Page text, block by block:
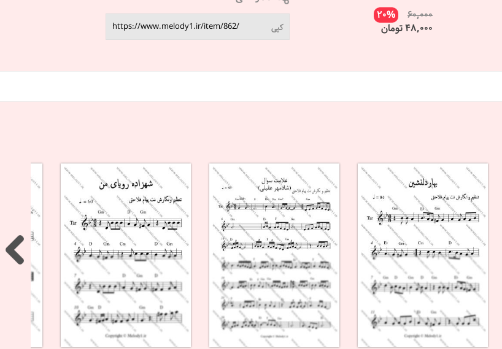
60,000
20%
48,000 تومان
کپی